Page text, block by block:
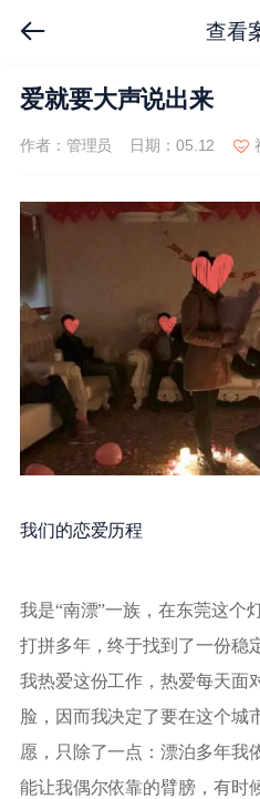
查看
爱就要大声说出来
作者：管理员 日期：05.12
我们的恋爱历程
我是“南漂”一族，在东莞这个
打拼多年，终于找到了一份稳
我热爱这份工作，热爱每天面
脸，因而我决定了要在这个城
愿，只除了一点：漂泊多年我
能让我偶尔依靠的臂膀，有时